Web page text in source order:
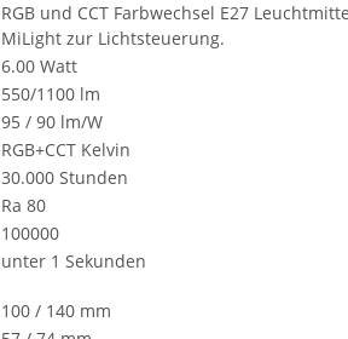
RGB und CCT Farbwechsel E27
MiLight zur Lichtsteuerung.
6.00 Watt
550/1100 lm
95 / 90 lm/W
RGB+CCT Kelvin
30.000 Stunden
Ra 80
100000
unter 1 Sekunden
100 / 140 mm